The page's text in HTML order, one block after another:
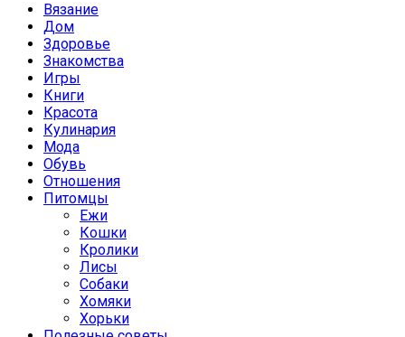
Вязание
Дом
Здоровье
Знакомства
Игры
Книги
Красота
Кулинария
Мода
Обувь
Отношения
Питомцы
Ежи
Кошки
Кролики
Лисы
Собаки
Хомяки
Хорьки